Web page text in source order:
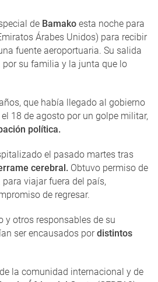
de Bamako esta noche para
Árabes Unidos) para recibir
fuente aeroportuaria. Su salida
su familia y la junta que lo
que había llegado al gobierno
18 de agosto por un golpe militar,
política.
el pasado martes tras
cerebral. Obtuvo permiso de
viajar fuera del país,
de regresar.
y otros responsables de su
ser encausados pordistintos
la comunidad internacional y de